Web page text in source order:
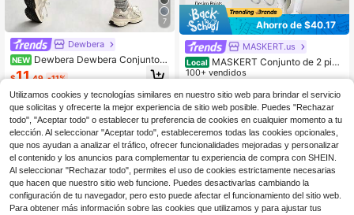
7
Dewbera
NEW Dewbera Dewbera Conjunto d
e Top Deportivo de Punto Sin Costu
ras + Pantalones Cortos Deportivos
para Mujer
$11.49 -11%
Ahorro de $40.17
MASKERT.us
Local MASKERT Conjunto de 2 piez
as para mujer, con chaleco y pantal
co, cómodo y agradable para la pie
l.
100+ vendidos
$24.01 -63%
4-5 días hábiles
Utilizamos cookies y tecnologías similares en nuestro sitio web para brindar el servicio
que solicitas y ofrecerte la mejor experiencia de sitio web posible. Puedes "Rechazar
todo", "Aceptar todo" o establecer tu preferencia de cookies en cualquier momento a tu
elección. Al seleccionar "Aceptar todo", estableceremos todas las cookies opcionales,
que nos ayudan a analizar el tráfico, ofrecer funcionalidades mejoradas y personalizar
el contenido y los anuncios para complementar tu experiencia de compra con SHEIN.
Al seleccionar "Rechazar todo", permites el uso de cookies estrictamente necesarias
que hacen que nuestro sitio web funcione. Puedes desactivarlas cambiando la
configuración de tu navegador, pero esto puede afectar el funcionamiento del sitio web.
Para obtener más información sobre las cookies que utilizamos y para ajustar tus